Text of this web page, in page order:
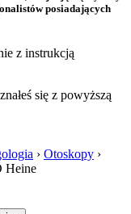
posiadających
z instrukcją
się z powyższą
› Otoskopy ›
Heine